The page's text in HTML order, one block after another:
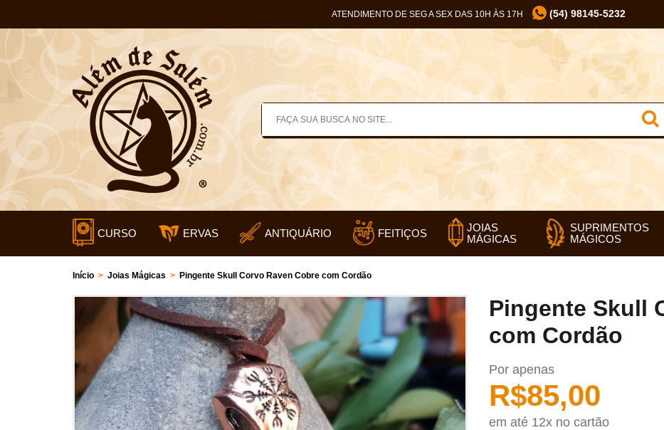
ATENDIMENTO DE SEG A SEX DAS 10H ÀS 17H (54) 98145-5232
CURSO ERVAS ANTIQUÁRIO FEITIÇOS
JOIAS
MÁGICAS
SUPRIMENTOS
MÁGICOS
Início > Joias Mágicas > Pingente Skull Corvo Raven Cobre com Cordão
Pingente Skull
com Cordão
Por apenas
R$85,00
em até 12x no cartão